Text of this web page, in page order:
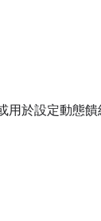
於設定動態饋